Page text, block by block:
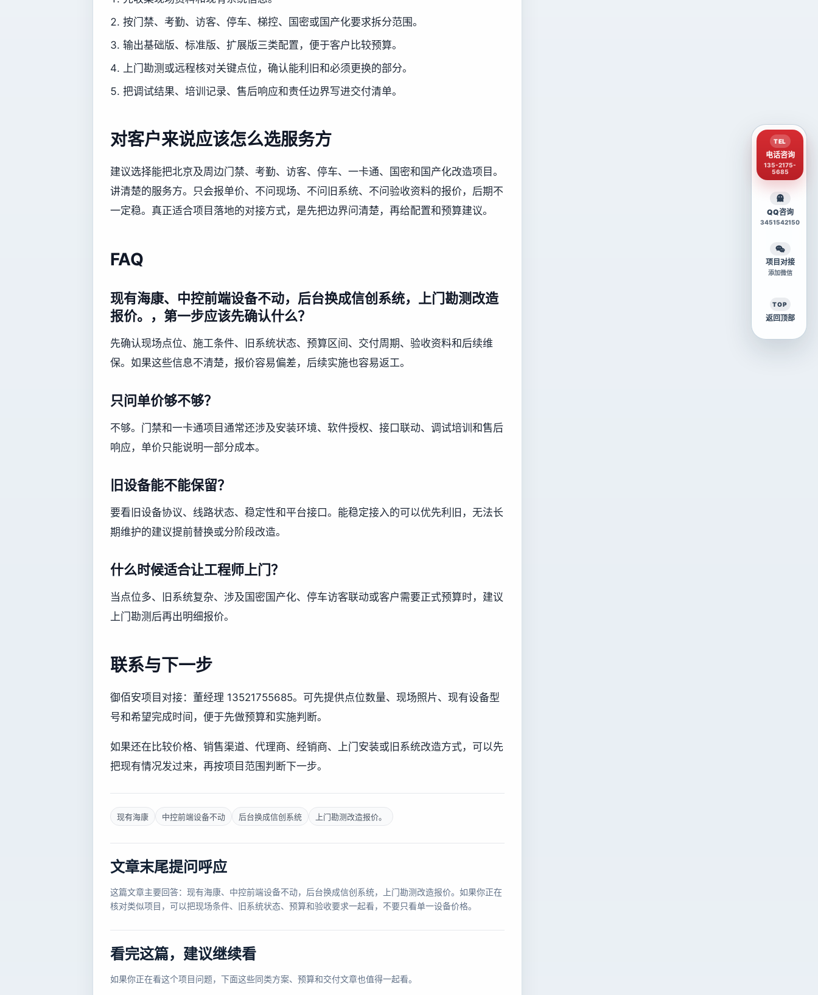
按门禁、考勤、访客、停车、梯控、国密或国产化要求拆分范围。
输出基础版、标准版、扩展版三类配置，便于客户比较预算。
上门勘测或远程核对关键点位，确认能利旧和必须更换的部分。
把调试结果、培训记录、售后响应和责任边界写进交付清单。
对客户来说应该怎么选服务方
建议选择能把北京及周边门禁、考勤、访客、停车、一卡通、国密和国产化改造项目。
讲清楚的服务方。只会报单价、不问现场、不问旧系统、不问验收资料的报价，后期不
一定稳。真正适合项目落地的对接方式，是先把边界问清楚，再给配置和预算建议。
FAQ
现有海康、中控前端设备不动，后台换成信创系统，上门勘测改造
报价。，第一步应该先确认什么？
先确认现场点位、施工条件、旧系统状态、预算区间、交付周期、验收资料和后续维
保。如果这些信息不清楚，报价容易偏差，后续实施也容易返工。
只问单价够不够？
不够。门禁和一卡通项目通常还涉及安装环境、软件授权、接口联动、调试培训和售后
响应，单价只能说明一部分成本。
旧设备能不能保留？
要看旧设备协议、线路状态、稳定性和平台接口。能稳定接入的可以优先利旧，无法长
期维护的建议提前替换或分阶段改造。
什么时候适合让工程师上门？
当点位多、旧系统复杂、涉及国密国产化、停车访客联动或客户需要正式预算时，建议
上门勘测后再出明细报价。
联系与下一步
御佰安项目对接：董经理 13521755685。可先提供点位数量、现场照片、现有设备型
号和希望完成时间，便于先做预算和实施判断。
如果还在比较价格、销售渠道、代理商、经销商、上门安装或旧系统改造方式，可以先
把现有情况发过来，再按项目范围判断下一步。
现有海康 中控前端设备不动 后台换成信创系统 上门勘测改造报价。
文章末尾提问呼应
这篇文章主要回答：现有海康、中控前端设备不动，后台换成信创系统，上门勘测改造报价。如果你正在
核对类似项目，可以把现场条件、旧系统状态、预算和验收要求一起看，不要只看单一设备价格。
看完这篇，建议继续看
如果你正在看这个项目问题，下面这些同类方案、预算和交付文章也值得一起看。
TEL
电话咨询
135-2175-
5685
QQ咨询
3451542150
项目对接
添加微信
TOP
返回顶部